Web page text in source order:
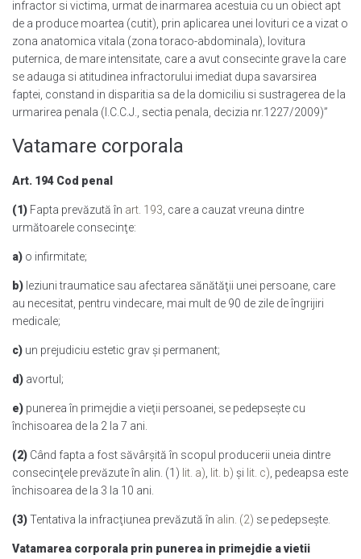
infractor si victima, urmat de inarmarea acestuia cu un obiect apt
de a produce moartea (cutit), prin aplicarea unei lovituri ce a vizat o
zona anatomica vitala (zona toraco-abdominala), lovitura
puternica, de mare intensitate, care a avut consecinte grave la care
se adauga si atitudinea infractorului imediat dupa savarsirea
faptei, constand in disparitia sa de la domiciliu si sustragerea de la
urmarirea penala (I.C.C.J., sectia penala, decizia nr.1227/2009)”
Vatamare corporala
Art. 194 Cod penal
(1) Fapta prevăzută în art. 193 , care a cauzat vreuna dintre
următoarele consecinţe:
a) o infirmitate;
b) leziuni traumatice sau afectarea sănătăţii unei persoane, care
au necesitat, pentru vindecare, mai mult de 90 de zile de îngrijiri
medicale;
c) un prejudiciu estetic grav şi permanent;
d) avortul;
e) punerea în primejdie a vieţii persoanei, se pedepseşte cu
închisoarea de la 2 la 7 ani.
(2) Când fapta a fost săvârşită în scopul producerii uneia dintre
consecinţele prevăzute în alin. (1) lit. a) lit. b) şi lit. c) , pedeapsa este
închisoarea de la 3 la 10 ani.
(3)Tentativa la infracţiunea prevăzută în alin. (2) se pedepseşte.
Vatamarea corporala prin punerea in primejdie a vietii